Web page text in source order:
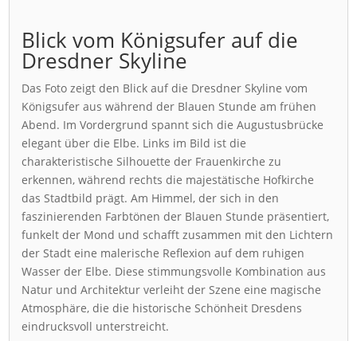
Blick vom Königsufer auf die
Dresdner Skyline
Das Foto zeigt den Blick auf die Dresdner Skyline vom
Königsufer aus während der Blauen Stunde am frühen
Abend. Im Vordergrund spannt sich die Augustusbrücke
elegant über die Elbe. Links im Bild ist die
charakteristische Silhouette der Frauenkirche zu
erkennen, während rechts die majestätische Hofkirche
das Stadtbild prägt. Am Himmel, der sich in den
faszinierenden Farbtönen der Blauen Stunde präsentiert,
funkelt der Mond und schafft zusammen mit den Lichtern
der Stadt eine malerische Reflexion auf dem ruhigen
Wasser der Elbe. Diese stimmungsvolle Kombination aus
Natur und Architektur verleiht der Szene eine magische
Atmosphäre, die die historische Schönheit Dresdens
eindrucksvoll unterstreicht.